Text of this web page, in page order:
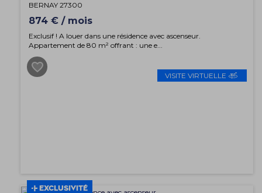
VISITE VIRTUELLE
BERNAY 27300
874 € / mois
Exclusif ! A louer dans une résidence avec ascenseur.
Appartement de 80 m² offrant : une e...
EXCLUSIVITÉ